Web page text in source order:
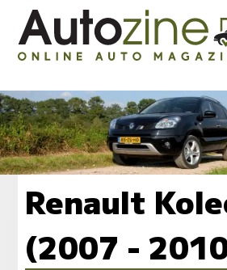
Renault
(2007 -